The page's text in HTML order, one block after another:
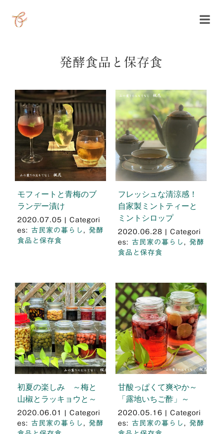
発酵食品と保存食
モフィートと青梅のブ
ランデー漬け
2020.07.05
Categori
es: 古民家の暮らし , 発酵
食品と保存食
フレッシュな清涼感！
自家製ミントティーと
ミントシロップ
2020.06.28
Categori
es: 古民家の暮らし , 発酵
食品と保存食
初夏の楽しみ ～梅と
山椒とラッキョウと～
2020.06.01
Categori
es: 古民家の暮らし , 発酵
甘酸っぱくて爽やか～
「露地いちご酢」～
2020.05.16
Categori
es: 古民家の暮らし , 発酵